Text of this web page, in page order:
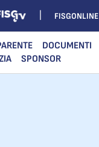
FISGONLINE
DOCUMENTI
SPONSOR